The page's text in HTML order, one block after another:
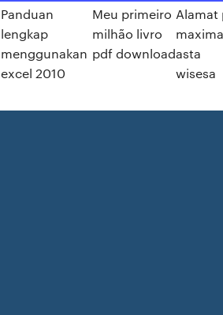
Panduan
lengkap
menggunakan
excel 2010
Meu primeiro
milhão livro
pdf download
Alamat
maxima
asta
wisesa